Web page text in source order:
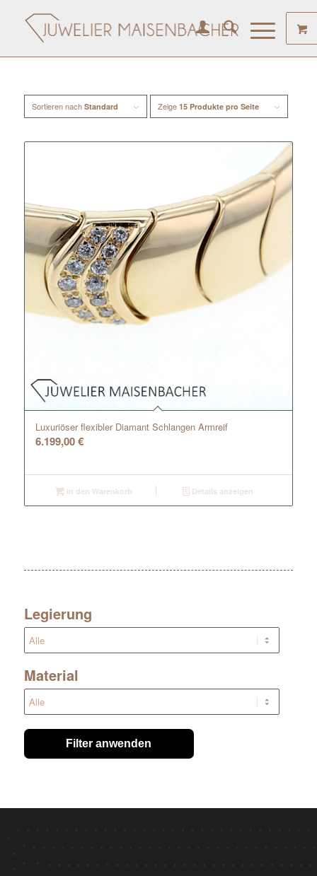
Sortieren nach Standard Zeige 15 Produkte pro Seite
Luxuriöser flexibler Diamant Schlangen Armreif
6.199,00€
In den Warenkorb Details anzeigen
Legierung
Material
Filter anwenden